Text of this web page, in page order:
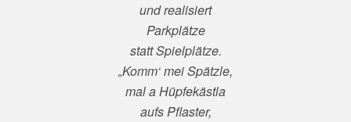
und realisiert
Parkplätze
statt Spielplätze.
„Komm‘ mei Spätzle,
mal a Hüpfekästla
aufs Pflaster,